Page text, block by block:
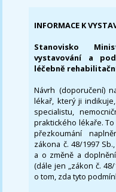
INFORMACE K
Stanovisko
vystavování a
léčebně
Návrh (doporučení)
lékař, který ji
specialistu,
praktického lékaře.
přezkoumání
zákona č. 48/1997
a o změně a
(dále jen „zákon č.
o tom, zda tyto